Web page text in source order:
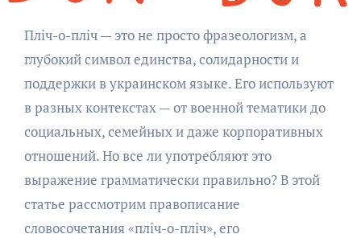
Пліч-о-пліч — это не просто фразеологизм, а
глубокий символ единства, солидарности и
поддержки в украинском языке. Его используют
в разных контекстах — от военной тематики до
социальных, семейных и даже корпоративных
отношений. Но все ли употребляют это
выражение грамматически правильно? В этой
статье рассмотрим правописание
словосочетания «пліч-о-пліч», его